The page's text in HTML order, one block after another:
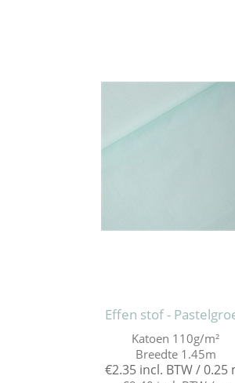
Effen stof -
Katoen 110g/m²
Breedte 1.45m
€2.35 incl. BTW / 0.25